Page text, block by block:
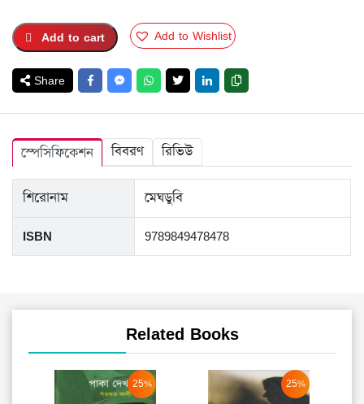
TK.470.TK.352.
Add to cart Add to Wishlist
Share
স্পেসিফিকেশন বিবরণ রিভিউ
শিরোনাম মেঘডুবি
ISBN 9789849478478
Related Books
25% 25%